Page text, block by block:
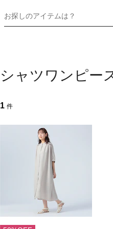
お探しのアイテムは？
シャツワンピー
1 件